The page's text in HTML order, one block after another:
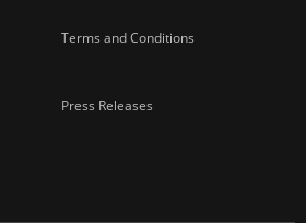
Terms and Conditions
Press Releases